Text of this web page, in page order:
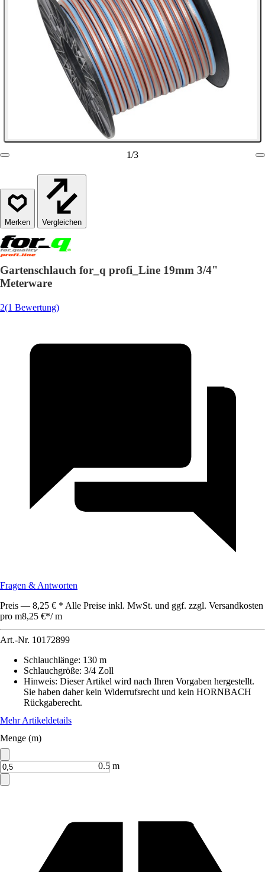
1/3
Vergleichen
Gartenschlauch for_q profi_Line 19mm 3/4"
Meterware
2(1 Bewertung)
Fragen & Antworten
Preis — 8,25 € * Alle Preise inkl. MwSt. und ggf. zzgl. Versandkosten
pro m8,25 €*/ m
Art.-Nr. 10172899
Schlauchlänge: 130 m
Schlauchgröße: 3/4 Zoll
Hinweis: Dieser Artikel wird nach Ihren Vorgaben hergestellt.
Sie haben daher kein Widerrufsrecht und kein HORNBACH
Rückgaberecht.
Mehr Artikeldetails
Menge (m)
0.5 m